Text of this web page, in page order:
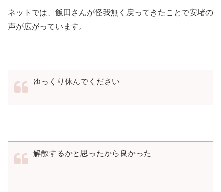
ネットでは、飯田さんが怪我無く戻ってきたことで安堵の
声が広がっています。
ゆっくり休んでください
解散するかと思ったから良かった